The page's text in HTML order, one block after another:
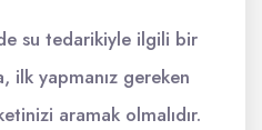
su tedarikiyle ilgili bir
ilk yapmanız gereken
aramak olmalıdır.